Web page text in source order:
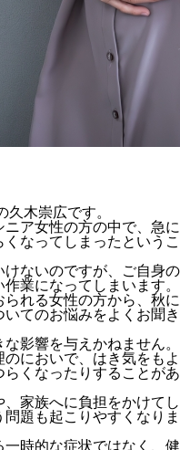
久木崇広です。
ア女性の方の中で、急に
なってしまったというこ
ないのですが、ご自身の
業になってしまいます。
れる女性の方から、秋に
てのお悩みをよくお聞き
影響を与えかねません。
においで、はき気をもよ
くなったりすることがあ
家族へに負担をかけてし
題も起こりやすくなりま
時的な症状ではなく、健